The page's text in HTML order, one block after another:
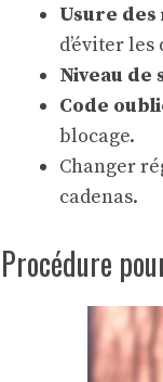
Usure
d’éviter
Niveau de
Code
blocage.
Changer
cadenas.
Procédure